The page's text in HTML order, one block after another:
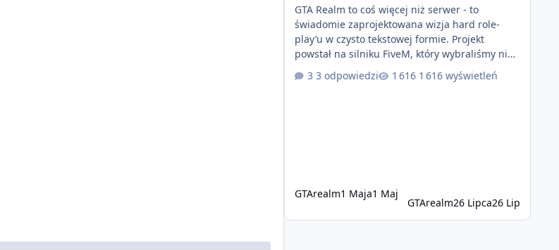
GTA Realm to coś więcej niż serwer - to
świadomie zaprojektowana wizja hard role-
play’u w czysto tekstowej formie. Projekt
powstał na silniku FiveM, który wybraliśmy nie
bez powodu. To platforma oferująca ogromną
elastyczność i znacznie szybszy rozwój
3 odpowiedzi 1 616 wyświetleń
GTArealm1 Maja1 Maj
GTArealm26 Lipca26 Lip